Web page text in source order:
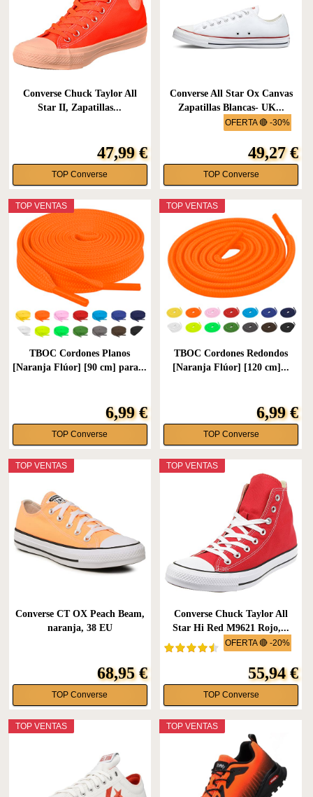
Converse Chuck Taylor All
Star II, Zapatillas...
47,99 €
TOP Converse
OFERTA 🔴 -30%
Converse All Star Ox Canvas
Zapatillas Blancas- UK...
49,27 €
TOP Converse
TOP VENTAS
TBOC Cordones Planos
[Naranja Flúor] [90 cm] para...
6,99 €
TOP Converse
TOP VENTAS
TBOC Cordones Redondos
[Naranja Flúor] [120 cm]...
6,99 €
TOP Converse
TOP VENTAS
Converse CT OX Peach Beam,
naranja, 38 EU
68,95 €
TOP Converse
OFERTA 🔴 -20%
TOP VENTAS
Converse Chuck Taylor All
Star Hi Red M9621 Rojo,...
55,94 €
TOP Converse
TOP VENTAS TOP VENTAS